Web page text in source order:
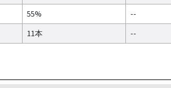
55%
--
11本 --